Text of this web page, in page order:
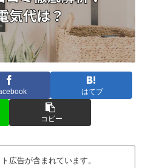
はてブ
コピー
広告が含まれています。